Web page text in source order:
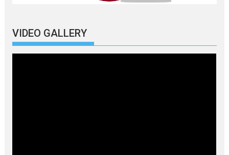
VIDEO GALLERY